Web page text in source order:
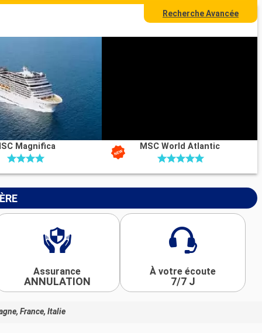
Recherche Avancée
Magnifica MSC World Atlantic
Assurance
ANNULATION
À votre écoute
7/7 J
France, Italie